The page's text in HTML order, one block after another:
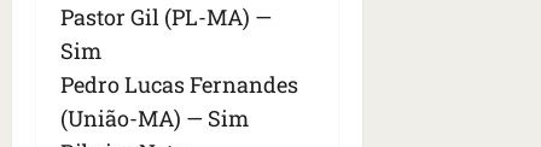
Pastor Gil (PL-MA) —
Sim
Pedro Lucas Fernandes
(União-MA) — Sim